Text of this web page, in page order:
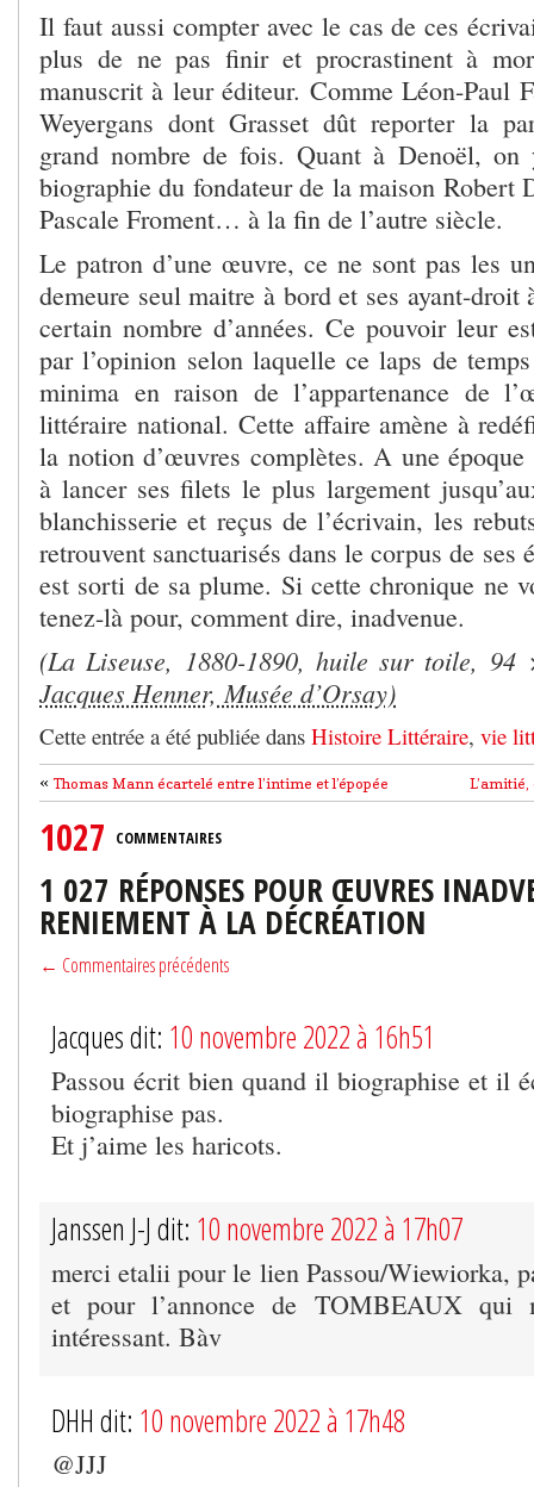
Il faut aussi compter avec le cas de ces
plus de ne pas finir et procrastinent à
manuscrit à leur éditeur. Comme Léon-Paul
Weyergans dont Grasset dût reporter la
grand nombre de fois. Quant à Denoël, on
biographie du fondateur de la maison Robert
Pascale Froment… à la fin de l’autre siècle.
Le patron d’une œuvre, ce ne sont pas les
demeure seul maitre à bord et ses ayant-droit
certain nombre d’années. Ce pouvoir leur
par l’opinion selon laquelle ce laps de
minima en raison de l’appartenance de
littéraire national. Cette affaire amène à
la notion d’œuvres complètes. A une
à lancer ses filets le plus largement
blanchisserie et reçus de l’écrivain, les
retrouvent sanctuarisés dans le corpus de ses
est sorti de sa plume. Si cette chronique ne
tenez-là pour, comment dire, inadvenue.
(La Liseuse, 1880-1890, huile sur toile,
Jacques Henner, Musée d’Orsay)
Cette entrée a été publiée dans Histoire Littéraire, vie
« Thomas Mann écartelé entre l’intime et l’épopée
1027 COMMENTAIRES
1 027 RÉPONSES POUR ŒUVRES
RENIEMENT À LA DÉCRÉATION
← Commentaires précédents
Jacques dit: 10 novembre 2022 à 16h51
Passou écrit bien quand il biographise et il
biographise pas.
Et j’aime les haricots.
Janssen J-J dit: 10 novembre 2022 à 17h07
merci etalii pour le lien Passou/Wiewiorka,
et pour l’annonce de TOMBEAUX qui
intéressant. Bàv
DHH dit: 10 novembre 2022 à 17h48
@JJJ